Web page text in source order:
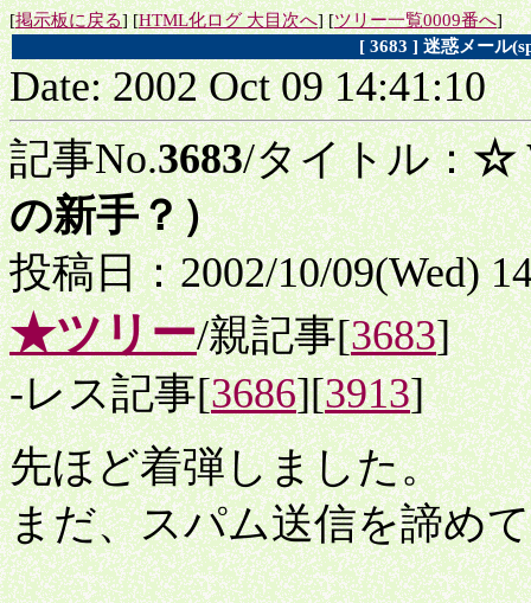
[掲示板に戻る] [HTML化ログ 大目次へ] [ツリー一覧0009番へ]
[ 3683 ] 迷惑メール
Date: 2002 Oct 09 14:41:10
記事No.3683/タイトル：☆
の新手？）
投稿日：2002/10/09(Wed)
★ツリー/親記事[3683]
-レス記事[3686][3913]
先ほど着弾しました。
まだ、スパム送信を諦め